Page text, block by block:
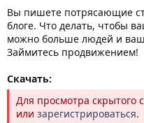
Вы пишете потрясающие
блоге. Что делать, чтобы
можно больше людей и ваш
Займитесь продвижением!
Скачать:
Для просмотра
или зарегистрироваться.